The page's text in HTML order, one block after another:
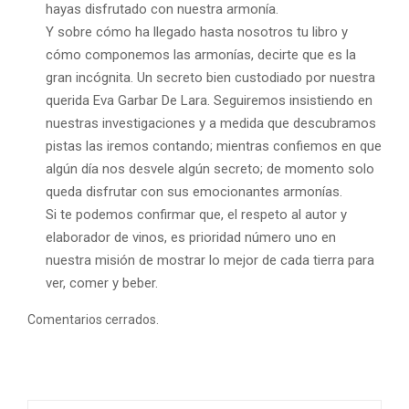
hayas disfrutado con nuestra armonía.
Y sobre cómo ha llegado hasta nosotros tu libro y
cómo componemos las armonías, decirte que es la
gran incógnita. Un secreto bien custodiado por nuestra
querida Eva Garbar De Lara. Seguiremos insistiendo en
nuestras investigaciones y a medida que descubramos
pistas las iremos contando; mientras confiemos en que
algún día nos desvele algún secreto; de momento solo
queda disfrutar con sus emocionantes armonías.
Si te podemos confirmar que, el respeto al autor y
elaborador de vinos, es prioridad número uno en
nuestra misión de mostrar lo mejor de cada tierra para
ver, comer y beber.
Comentarios cerrados.